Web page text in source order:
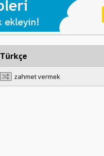
Türkçe
zahmet vermek